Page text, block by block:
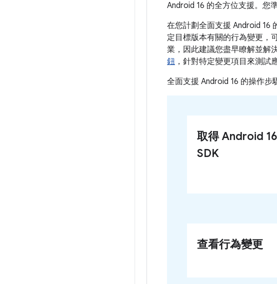
Android 16 的全方位支援。您
在您計劃全面支援 Android 16
定目標版本有關的行為變更，
業，因此建議您盡早瞭解並解
鈕 ，針對特定變更項目來測試
全面支援 Android 16 的操作步
取得 Android 16
SDK
查看行為變更